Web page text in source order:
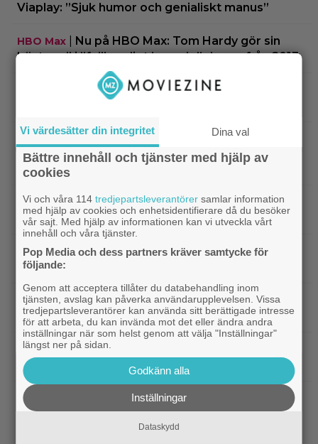
Viaplay: ”Sjuk humor och genialiskt manus”
HBO Max
Nu på HBO Max: Tom Hardy gör sin
bästa roll i ”fullkomligt lysande” drama från 2013
|Kvällens tv-tips: Du kan inte ana
På tv ikväll: En av Nolans
bästa filmer fyller 20 – gick nästan till en annan
regissör
TV-spel|På tv ikväll: Edward Norton gjorde sin
hyllade filmdebut i denna skarpa thriller
Fantasy|Sista säsongen av ”The Witcher”
försenas – släpps 2027
Netflix| Nu på Netflix: Tidlös krigsklassiker från
1961 fick fullpott
Klassiker|”Hajen” i topp när Empires läsare
korar tidernas 100 bästa filmer
Exklusivt
”Svärtan”-stjärnan Linus Rogsgård om
sina favoritserier: ”En av de bästa…”
Vi värdesätter din integritet Dina val
Bättre innehåll och tjänster med hjälp av
cookies
Vi och våra 114tredjepartsleverantörer samlar information
med hjälp av cookies och enhetsidentifierare då du besöker
vår sajt. Med hjälp av informationen kan vi utveckla vårt
innehåll och våra tjänster.
Pop Media och dess partners kräver samtycke för
följande:
Genom att acceptera tillåter du databehandling inom
tjänsten, avslag kan påverka användarupplevelsen. Vissa
tredjepartsleverantörer kan använda sitt berättigade intresse
för att arbeta, du kan invända mot det eller ändra andra
inställningar när som helst genom att välja "Inställningar"
längst ner på sidan.
Godkänn alla
Inställningar
Dataskydd